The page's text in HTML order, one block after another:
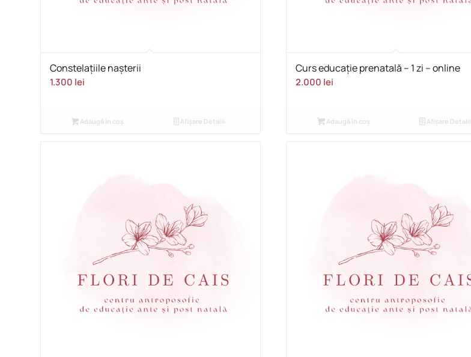
Constelațiile nașterii
1.300 lei
Adaugă în coș Afișare Detalii
Curs educație prenatală – 1 zi – online
2.000 lei
Adaugă în coș Afișare Detalii